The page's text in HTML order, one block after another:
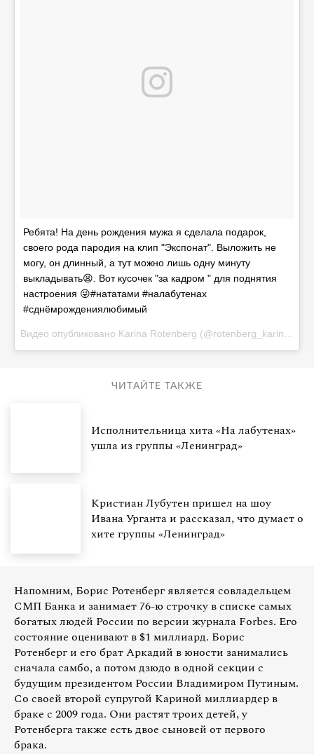
Ребята! На день рождения мужа я сделала подарок,
своего рода пародия на клип "Экспонат". Выложить не
могу, он длинный, а тут можно лишь одну минуту
выкладывать😫. Вот кусочек "за кадром " для поднятия
настроения 😜#нататами #налабутенах
#сднёмрождениялюбимый
ЧИТАЙТЕ ТАКЖЕ
Исполнительница хита «На лабутенах»
ушла из группы «Ленинград»
Кристиан Лубутен пришел на шоу
Ивана Урганта и рассказал, что думает о
хите группы «Ленинград»
Напомним, Борис Ротенберг является совладельцем
СМП Банка и занимает 76-ю строчку в списке самых
богатых людей России по версии журнала Forbes. Его
состояние оценивают в $1 миллиард. Борис
Ротенберг и его брат Аркадий в юности занимались
сначала самбо, а потом дзюдо в одной секции с
будущим президентом России Владимиром Путиным.
Со своей второй супругой Кариной миллиардер в
браке с 2009 года. Они растят троих детей, у
Ротенберга также есть двое сыновей от первого
брака.